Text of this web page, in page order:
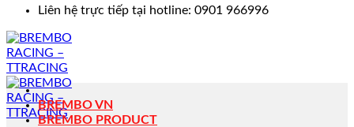
Liên hệ trực tiếp tại hotline: 0901 966996
BREMBO VN
BREMBO PRODUCT